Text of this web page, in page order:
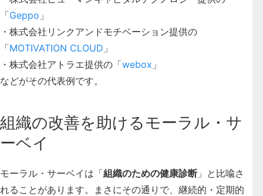
「Geppo 」
・株式会社リンクアンドモチベーション提供の
「MOTIVATION CLOUD 」
・株式会社アトラエ提供の「webox 」
などがその代表例です。
組織の改善を助けるモーラル・サ
ーベイ
モーラル・サーベイは「組織のための健康診断 」と比喩さ
れることがあります。まさにその通りで、 継続的・定期的